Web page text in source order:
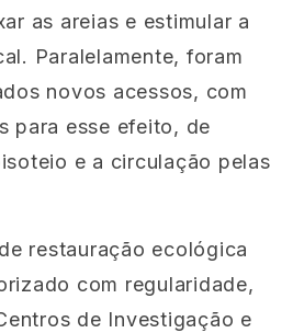
as areias e estimular a
Paralelamente, foram
novos acessos, com
para esse efeito, de
e a circulação pelas
restauração ecológica
com regularidade,
de Investigação e